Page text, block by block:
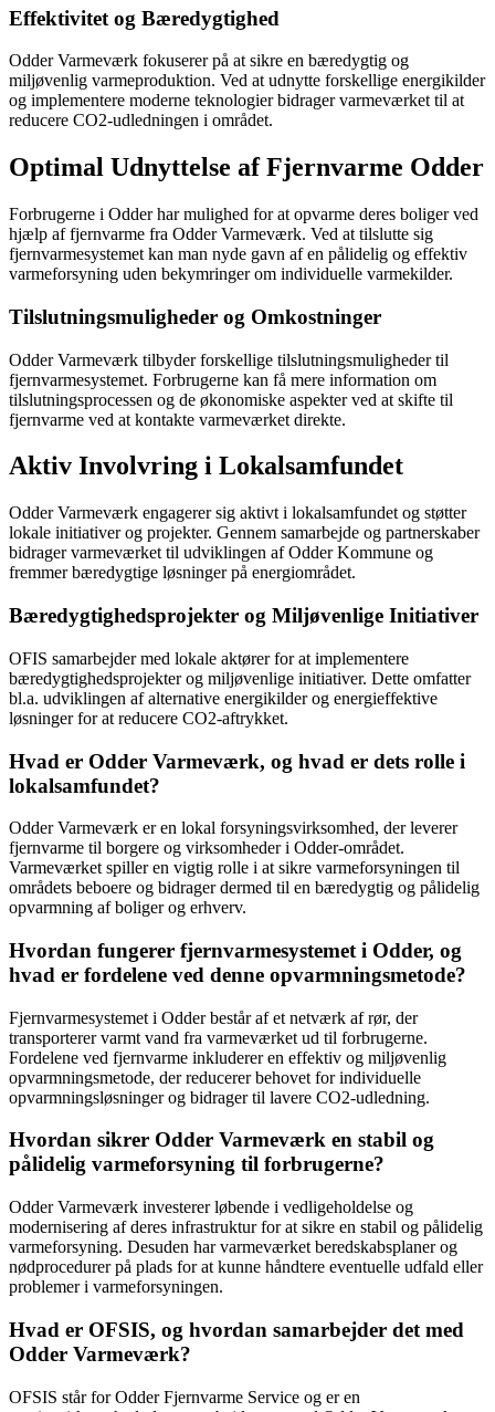
Effektivitet og Bæredygtighed
Odder Varmeværk fokuserer på at sikre en bæredygtig og
miljøvenlig varmeproduktion. Ved at udnytte forskellige energikilder
og implementere moderne teknologier bidrager varmeværket til at
reducere CO2-udledningen i området.
Optimal Udnyttelse af Fjernvarme Odder
Forbrugerne i Odder har mulighed for at opvarme deres boliger ved
hjælp af fjernvarme fra Odder Varmeværk. Ved at tilslutte sig
fjernvarmesystemet kan man nyde gavn af en pålidelig og effektiv
varmeforsyning uden bekymringer om individuelle varmekilder.
Tilslutningsmuligheder og Omkostninger
Odder Varmeværk tilbyder forskellige tilslutningsmuligheder til
fjernvarmesystemet. Forbrugerne kan få mere information om
tilslutningsprocessen og de økonomiske aspekter ved at skifte til
fjernvarme ved at kontakte varmeværket direkte.
Aktiv Involvring i Lokalsamfundet
Odder Varmeværk engagerer sig aktivt i lokalsamfundet og støtter
lokale initiativer og projekter. Gennem samarbejde og partnerskaber
bidrager varmeværket til udviklingen af Odder Kommune og
fremmer bæredygtige løsninger på energiområdet.
Bæredygtighedsprojekter og Miljøvenlige Initiativer
OFIS samarbejder med lokale aktører for at implementere
bæredygtighedsprojekter og miljøvenlige initiativer. Dette omfatter
bl.a. udviklingen af alternative energikilder og energieffektive
løsninger for at reducere CO2-aftrykket.
Hvad er Odder Varmeværk, og hvad er dets rolle i
lokalsamfundet?
Odder Varmeværk er en lokal forsyningsvirksomhed, der leverer
fjernvarme til borgere og virksomheder i Odder-området.
Varmeværket spiller en vigtig rolle i at sikre varmeforsyningen til
områdets beboere og bidrager dermed til en bæredygtig og pålidelig
opvarmning af boliger og erhverv.
Hvordan fungerer fjernvarmesystemet i Odder, og
hvad er fordelene ved denne opvarmningsmetode?
Fjernvarmesystemet i Odder består af et netværk af rør, der
transporterer varmt vand fra varmeværket ud til forbrugerne.
Fordelene ved fjernvarme inkluderer en effektiv og miljøvenlig
opvarmningsmetode, der reducerer behovet for individuelle
opvarmningsløsninger og bidrager til lavere CO2-udledning.
Hvordan sikrer Odder Varmeværk en stabil og
pålidelig varmeforsyning til forbrugerne?
Odder Varmeværk investerer løbende i vedligeholdelse og
modernisering af deres infrastruktur for at sikre en stabil og pålidelig
varmeforsyning. Desuden har varmeværket beredskabsplaner og
nødprocedurer på plads for at kunne håndtere eventuelle udfald eller
problemer i varmeforsyningen.
Hvad er OFSIS, og hvordan samarbejder det med
Odder Varmeværk?
OFSIS står for Odder Fjernvarme Service og er en